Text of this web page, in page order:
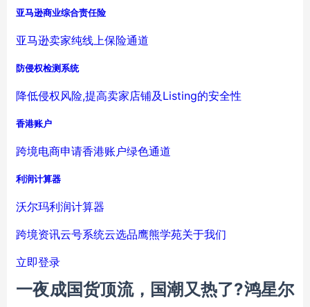
亚马逊商业综合责任险
亚马逊卖家纯线上保险通道
防侵权检测系统
降低侵权风险,提高卖家店铺及Listing的安全性
香港账户
跨境电商申请香港账户绿色通道
利润计算器
沃尔玛利润计算器
跨境资讯云号系统云选品鹰熊学苑关于我们
立即登录
一夜成国货顶流，国潮又热了?鸿星尔